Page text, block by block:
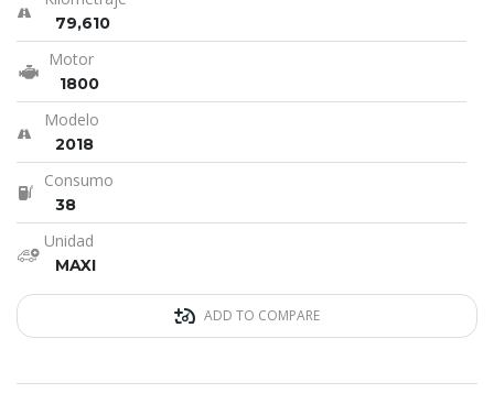
79,610
Motor
1800
Modelo
2018
Consumo
38
Unidad
MAXI
ADD TO COMPARE